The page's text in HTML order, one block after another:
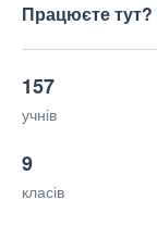
Працюєте тут?
157
учнів
9
класів